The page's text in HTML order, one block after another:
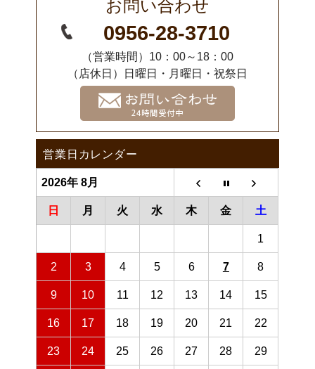
お問い合わせ
0956-28-3710
（営業時間）10：00～18：00
（店休日）日曜日・月曜日・祝祭日
営業日カレンダー
2026年 8月
日 月 火 水 木 金 土
1
2 3 4 5 6 7 8
9 10 11 12 13 14 15
16 17 18 19 20 21 22
23 24 25 26 27 28 29